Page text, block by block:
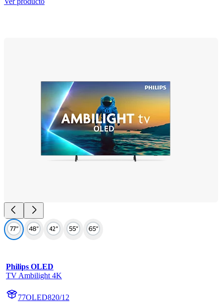
Philips OLED
TV Ambilight 4K
77OLED820/12